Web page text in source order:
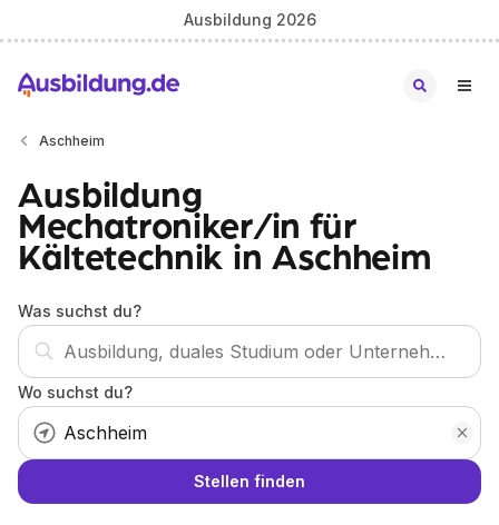
Ausbildung 2026
Aschheim
Ausbildung
Mechatroniker/in für
Kältetechnik in Aschheim
Was suchst du?
Wo suchst du?
Stellen finden